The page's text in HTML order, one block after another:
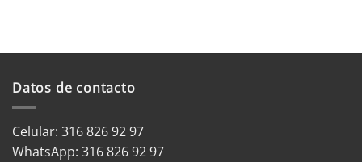
Datos de contacto
Celular: 316 826 92 97
WhatsApp: 316 826 92 97